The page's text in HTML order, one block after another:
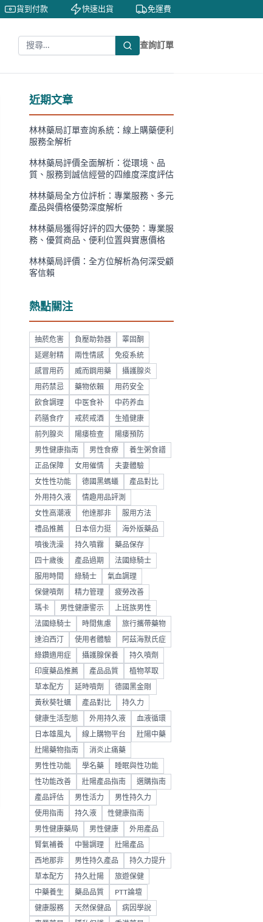
貨到付款 快速出貨 免運費
查詢訂單
近期文章
林林藥局訂單查詢系統：線上購藥便利
服務全解析
林林藥局評價全面解析：從環境、品
質、服務到誠信經營的四維度深度評估
林林藥局全方位評析：專業服務、多元
產品與價格優勢深度解析
林林藥局獲得好評的四大優勢：專業服
務、優質商品、便利位置與實惠價格
林林藥局評價：全方位解析為何深受顧
客信賴
熱點關注
抽菸危害 負壓助勃器 睪固酮
延遲射精 兩性情感 免疫系統
感冒用药 威而鋼用藥 攝護腺炎
用药禁忌 藥物依賴 用药安全
飲食調理 中医食补 中药养血
药膳食疗 戒菸戒酒 生殖健康
前列腺炎 陽痿檢查 陽痿預防
男性健康指南 男性食療 養生粥食譜
正品保障 女用催情 夫妻體驗
女性性功能 德國黑螞蟻 產品對比
外用持久液 情趣用品評測
女性高潮液 他達那非 服用方法
禮品推薦 日本倍力挺 海外版藥品
噴後洗澡 持久噴霧 藥品保存
四十歲後 產品過期 法國綠騎士
服用時間 綠騎士 氣血調理
保健噴劑 精力管理 疲勞改善
瑪卡 男性健康警示 上班族男性
法國綠騎士 時間焦慮 旅行攜帶藥物
達泊西汀 使用者體驗 阿茲海默氏症
綠鑽適用症 攝護腺保養 持久噴劑
印度藥品推薦 產品品質 植物萃取
草本配方 延時噴劑 德國黑金剛
黃秋葵牡蠣 產品對比 持久力
健康生活型態 外用持久液 血液循環
日本雄風丸 線上購物平台 壯陽中藥
壯陽藥物指南 消炎止痛藥
男性性功能 學名藥 睡眠與性功能
性功能改善 壯陽產品指南 選購指南
產品評估 男性活力 男性持久力
使用指南 持久液 性健康指南
男性健康藥局 男性健康 外用產品
腎氣補養 中醫調理 壯陽產品
西地那非 男性持久產品 持久力提升
草本配方 持久壯陽 旅遊保健
中藥養生 藥品品質 PTT論壇
健康服務 天然保健品 病因學說